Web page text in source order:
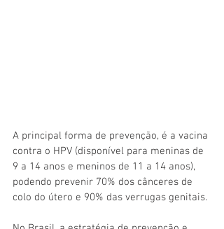
A principal forma de prevenção, é a vacina
contra o HPV (disponível para meninas de
9 a 14 anos e meninos de 11 a 14 anos),
podendo prevenir 70% dos cânceres de
colo do útero e 90% das verrugas genitais.